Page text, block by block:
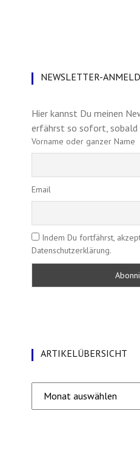
NEWSLETTER-
Hier kannst Du meinen
erfährst so sofort, sobald
Vorname oder ganzer Name
Email
Indem Du fortfährst,
Datenschutzerklärung.
ARTIKELÜBERSICHT